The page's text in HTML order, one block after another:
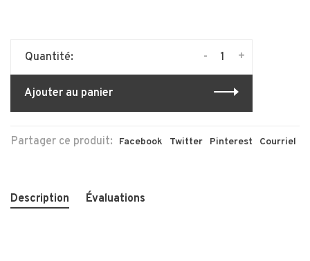
Quantité: +
-
Ajouter au panier
Partager ce produit: Facebook Twitter Pinterest Courriel
Description Évaluations